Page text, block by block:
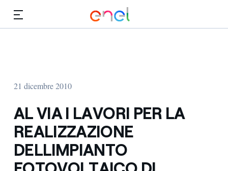
21 dicembre 2010
AL VIA I LAVORI PER LA
REALIZZAZIONE
DELLIMPIANTO